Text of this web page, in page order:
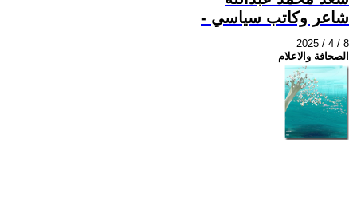
- شاعر وكاتب سياسي
2025 / 4 / 8
الصحافة والاعلام